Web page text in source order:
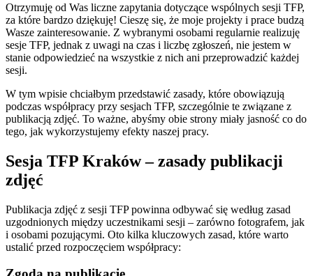
Otrzymuję od Was liczne zapytania dotyczące wspólnych sesji TFP,
za które bardzo dziękuję! Cieszę się, że moje projekty i prace budzą
Wasze zainteresowanie. Z wybranymi osobami regularnie realizuję
sesje TFP, jednak z uwagi na czas i liczbę zgłoszeń, nie jestem w
stanie odpowiedzieć na wszystkie z nich ani przeprowadzić każdej
sesji.
W tym wpisie chciałbym przedstawić zasady, które obowiązują
podczas współpracy przy sesjach TFP, szczególnie te związane z
publikacją zdjęć. To ważne, abyśmy obie strony miały jasność co do
tego, jak wykorzystujemy efekty naszej pracy.
Sesja TFP Kraków – zasady publikacji
zdjęć
Publikacja zdjęć z sesji TFP powinna odbywać się według zasad
uzgodnionych między uczestnikami sesji – zarówno fotografem, jak
i osobami pozującymi. Oto kilka kluczowych zasad, które warto
ustalić przed rozpoczęciem współpracy: